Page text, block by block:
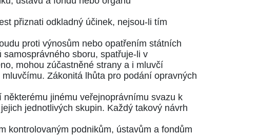
přiznati odkladný účinek, nejsou-li tím
proti výnosům nebo opatřením státních
sboru, spatřuje-li v
mohou zúčastněné strany a i mluvčí
Zákonitá lhůta pro podání opravných
jinému veřejnoprávnímu svazu k
jednotlivých skupin. Každý takový návrh
kontrolovaným podnikům, ústavům a fondům